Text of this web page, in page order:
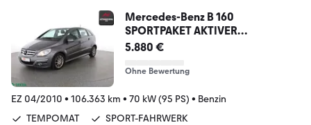
Mercedes-Benz B 160
SPORTPAKET AKTIVER
PARKASSISTENT,SITZHEIZ
5.880 €
Ohne Bewertung
EZ 04/2010 • 106.363 km • 70 kW (95 PS) • Benzin
TEMPOMAT
SPORT-FAHRWERK